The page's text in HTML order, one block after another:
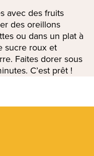
avec des fruits
des oreillons
ou dans un plat à
sucre roux et
Faites dorer sous
C’est prêt !